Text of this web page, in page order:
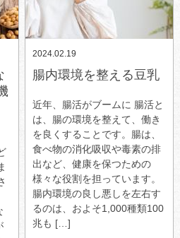
2024.02.19
腸内環境を整える豆乳
近年、腸活がブームに 腸活と
は、腸の環境を整えて、働き
を良くすることです。腸は、
食べ物の消化吸収や毒素の排
出など、健康を保つための
様々な役割を担っています。
腸内環境の良し悪しを左右す
るのは、およそ1,000種類100
兆も […]